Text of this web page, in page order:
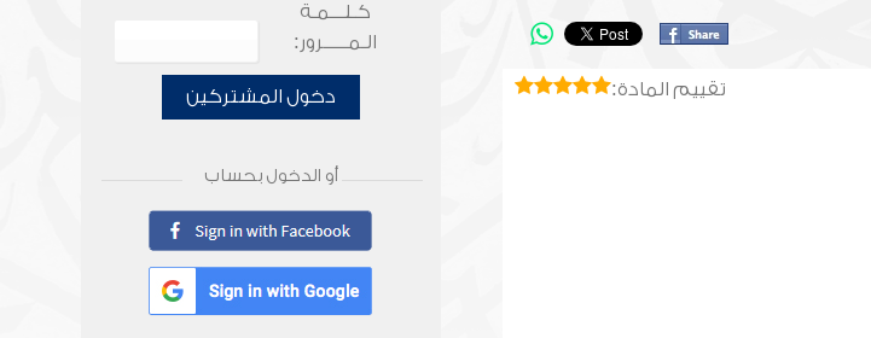
تقييم المادة:
كـلـــمـة
الـمـــــرور:
دخول المشتركين
أو الدخول بحساب